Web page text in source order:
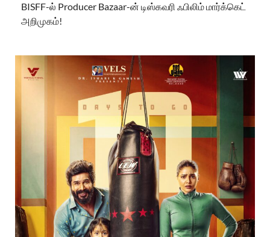
BISFF-ல் Producer Bazaar-ன் டிஸ்கவரி ஃபிலிம் மார்க்கெட்
அறிமுகம்!